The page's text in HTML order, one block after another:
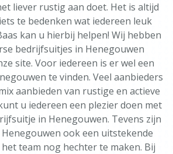
liever rustig aan doet. Het is altijd
te bedenken wat iedereen leuk
kan u hierbij helpen! Wij hebben
bedrijfsuitjes in Henegouwen
site. Voor iedereen is er wel een
te vinden. Veel aanbieders
aanbieden van rustige en actieve
u iedereen een plezier doen met
in Henegouwen. Tevens zijn
ook een uitstekende
team nog hechter te maken. Bij